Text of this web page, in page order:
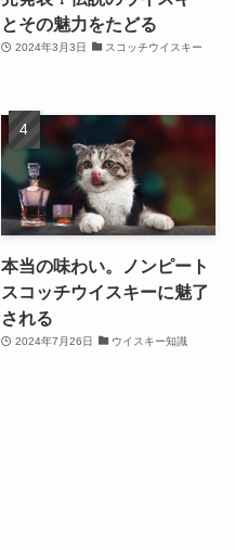
とその魅力をたどる
2024年3月3日 スコッチウイスキー
本当の味わい。ノンピート
スコッチウイスキーに魅了
される
2024年7月26日 ウイスキー知識